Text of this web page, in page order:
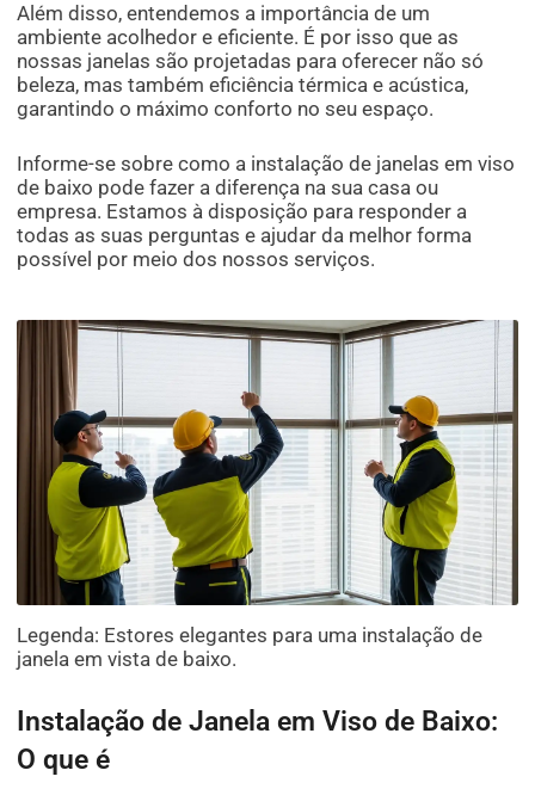
Além disso, entendemos a importância de um
ambiente acolhedor e eficiente. É por isso que as
nossas janelas são projetadas para oferecer não só
beleza, mas também eficiência térmica e acústica,
garantindo o máximo conforto no seu espaço.
Informe-se sobre como a instalação de janelas em viso
de baixo pode fazer a diferença na sua casa ou
empresa. Estamos à disposição para responder a
todas as suas perguntas e ajudar da melhor forma
possível por meio dos nossos serviços.
Legenda: Estores elegantes para uma instalação de
janela em vista de baixo.
Instalação de Janela em Viso de Baixo:
O que é